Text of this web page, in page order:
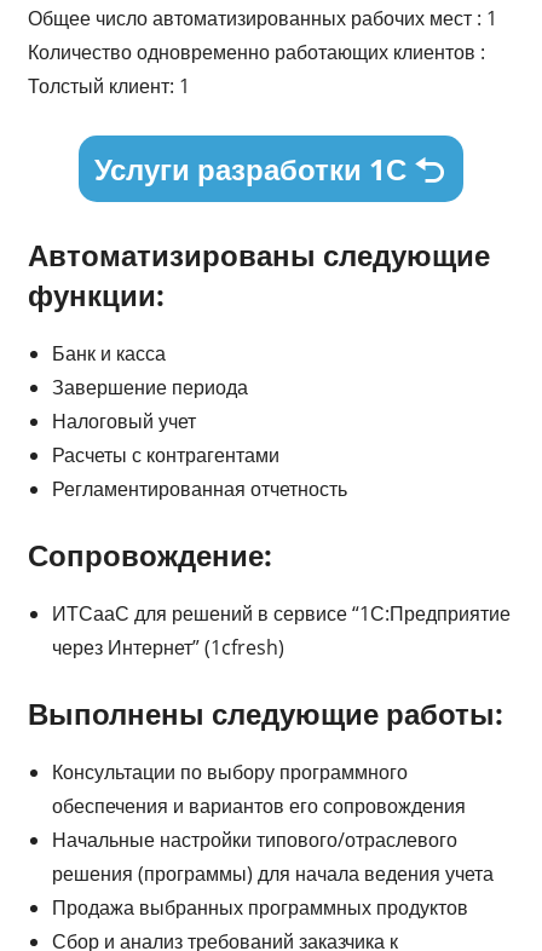
Общее число автоматизированных рабочих мест : 1
Количество одновременно работающих клиентов :
Толстый клиент: 1
Услуги разработки 1С
Автоматизированы следующие
функции:
Банк и касса
Завершение периода
Налоговый учет
Расчеты с контрагентами
Регламентированная отчетность
Сопровождение:
ИТСааС для решений в сервисе “1С:Предприятие
через Интернет” (1cfresh)
Выполнены следующие работы:
Консультации по выбору программного
обеспечения и вариантов его сопровождения
Начальные настройки типового/отраслевого
решения (программы) для начала ведения учета
Продажа выбранных программных продуктов
Сбор и анализ требований заказчика к